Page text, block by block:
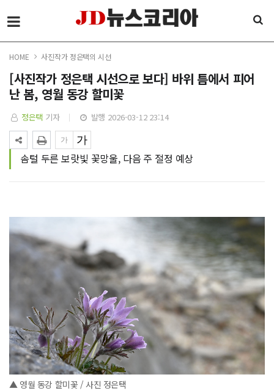
HOME 사진작가 정은택의 시선
[사진작가 정은택 시선으로 보다] 바위 틈에서 피어
난 봄, 영월 동강 할미꽃
정은택 기자 발행 2026-03-12 23:14
솜털 두른 보랏빛 꽃망울, 다음 주 절정 예상
▲ 영월 동강 할미꽃 / 사진 정은택